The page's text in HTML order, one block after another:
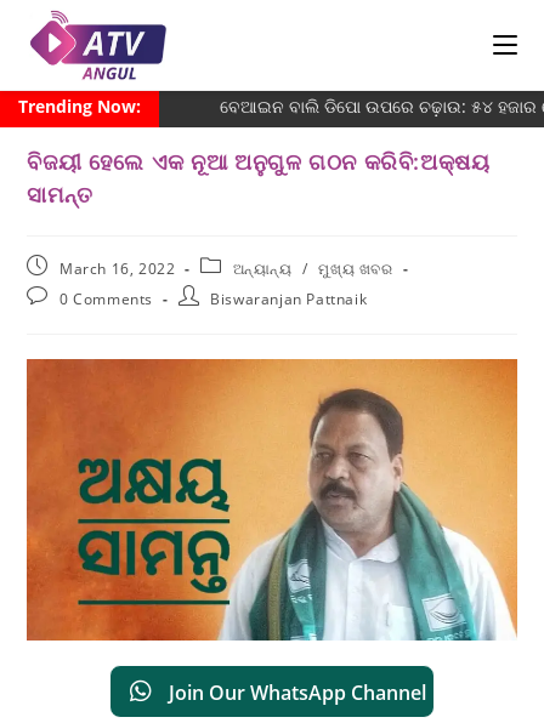
Trending Now: ବେଆଇନ ବାଲି ଡିପୋ ଉପରେ ଚଢ଼ାଉ: ୫୪ ହଜାର
ବିଜୟୀ ହେଲେ ଏକ ନୂଆ ଅନୁଗୁଳ ଗଠନ କରିବି:ଅକ୍ଷୟ
ସାମନ୍ତ
March 16, 2022 ଅନ୍ୟାନ୍ୟ / ମୁଖ୍ୟ ଖବର
0 Comments
Biswaranjan Pattnaik
Join Our WhatsApp Channel